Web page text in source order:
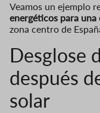
Veamos un ejemplo
energéticos para
zona centro de
Desglose
después
solar